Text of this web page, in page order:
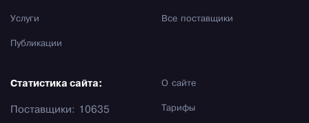
Услуги
Публикации
Все поставщики
О сайте
Тарифы
Статистика сайта:
Поставщики: 10635